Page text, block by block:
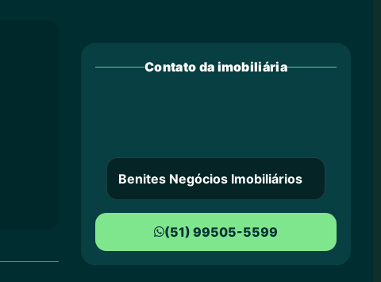
Contato da imobiliária
Benites Negócios Imobiliários
(51) 99505-5599